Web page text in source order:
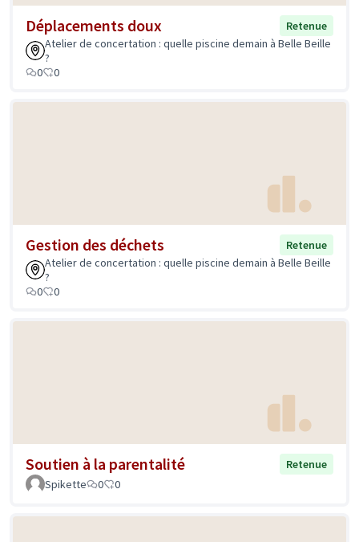
Déplacements doux
Retenue
Atelier de concertation : quelle piscine demain à Belle Beille
?
0
0
Gestion des déchets
Retenue
Atelier de concertation : quelle piscine demain à Belle Beille
?
0
0
Soutien à la parentalité
Retenue
Spikette
0 0